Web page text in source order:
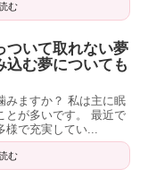
らなかったりし
んじゃないかっ
てやりとりでき
くても2000円〜
む
ついて取れない夢
込む夢についても
みますか？ 私は主に眠
とが多いです。 最近で
様で充実してい...
む